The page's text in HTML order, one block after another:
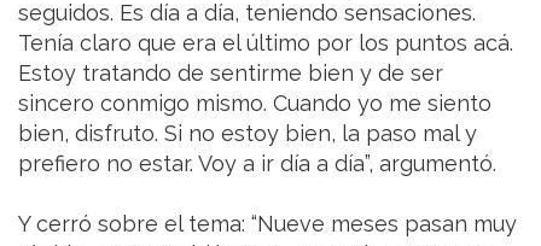
seguidos. Es día a día, teniendo sensaciones.
Tenía claro que era el último por los puntos acá.
Estoy tratando de sentirme bien y de ser
sincero conmigo mismo. Cuando yo me siento
bien, disfruto. Si no estoy bien, la paso mal y
prefiero no estar. Voy a ir día a día”, argumentó.
Y cerró sobre el tema: “Nueve meses pasan muy